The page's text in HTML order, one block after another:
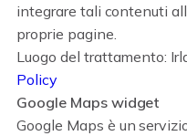
integrare tali contenuti
proprie pagine.
Luogo del trattamento:
Policy
Google Maps widget
Google Maps è un